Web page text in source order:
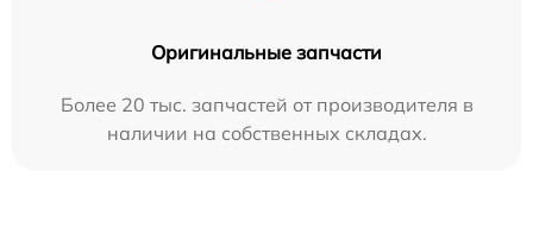
Оригинальные запчасти
Более 20 тыс. запчастей от производителя в
наличии на собственных складах.